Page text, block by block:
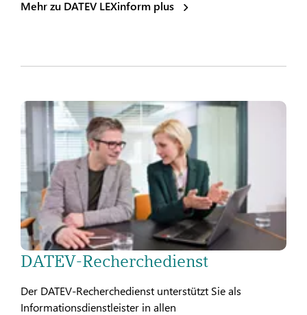
Mehr zu DATEV LEXinform plus
DATEV-Recherchedienst
Der DATEV-Recherchedienst unterstützt Sie als
Informationsdienstleister in allen